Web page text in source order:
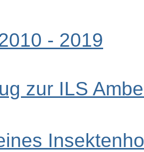
- 2019
zur ILS